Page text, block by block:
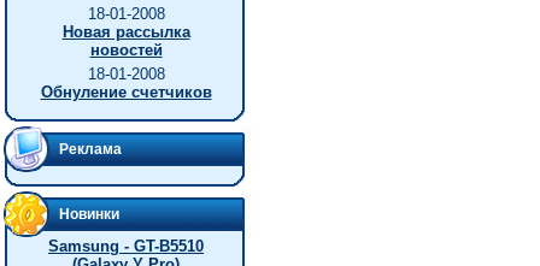
18-01-2008
Новая рассылка
новостей
18-01-2008
Обнуление счетчиков
Реклама
Новинки
Samsung - GT-B5510